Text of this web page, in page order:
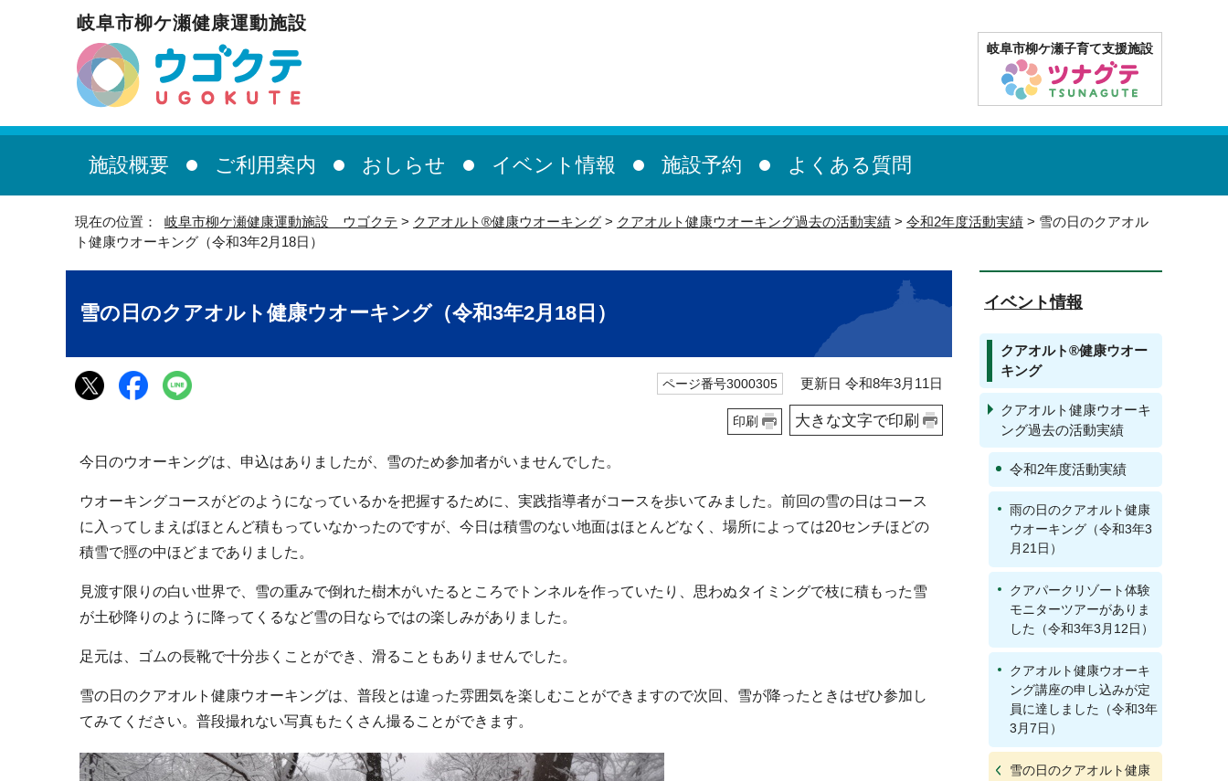
岐阜市柳ケ瀬健康運動施設
岐阜市柳ケ瀬子育て支援施設
施設概要 ご利用案内 おしらせ イベント情報 施設予約 よくある質問
現在の位置： 岐阜市柳ケ瀬健康運動施設 ウゴクテ > クアオルト®健康ウオーキング > クアオルト健康ウオーキング過去の活動実績 > 令和2年度活動実績 > 雪の日のクアオル
ト健康ウオーキング（令和3年2月18日）
雪の日のクアオルト健康ウオーキング（令和3年2月18日）
ページ番号3000305 更新日 令和8年3月11日
印刷 大きな文字で印刷
今日のウオーキングは、申込はありましたが、雪のため参加者がいませんでした。
ウオーキングコースがどのようになっているかを把握するために、実践指導者がコースを歩いてみました。前回の雪の日はコース
に入ってしまえばほとんど積もっていなかったのですが、今日は積雪のない地面はほとんどなく、場所によっては20センチほどの
積雪で脛の中ほどまでありました。
見渡す限りの白い世界で、雪の重みで倒れた樹木がいたるところでトンネルを作っていたり、思わぬタイミングで枝に積もった雪
が土砂降りのように降ってくるなど雪の日ならではの楽しみがありました。
足元は、ゴムの長靴で十分歩くことができ、滑ることもありませんでした。
雪の日のクアオルト健康ウオーキングは、普段とは違った雰囲気を楽しむことができますので次回、雪が降ったときはぜひ参加し
てみてください。普段撮れない写真もたくさん撮ることができます。
イベント情報
クアオルト®健康ウオー
キング
クアオルト健康ウオーキ
ング過去の活動実績
令和2年度活動実績
雨の日のクアオルト健康
ウオーキング（令和3年3
月21日）
クアパークリゾート体験
モニターツアーがありま
した（令和3年3月12日）
クアオルト健康ウオーキ
ング講座の申し込みが定
員に達しました（令和3年
3月7日）
雪の日のクアオルト健康